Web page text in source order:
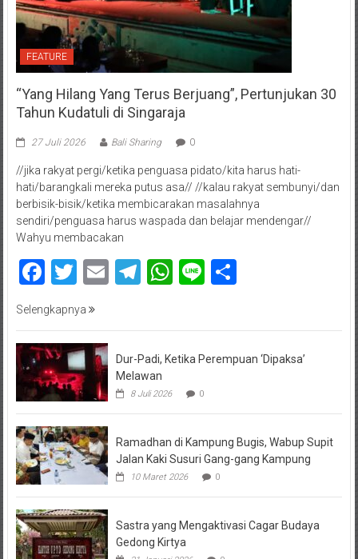
FEATURE
“Yang Hilang Yang Terus Berjuang”, Pertunjukan 30
Tahun Kudatuli di Singaraja
27 Juli 2026 Bali Sharing 0
//jika rakyat pergi/ketika penguasa pidato/kita harus hati-
hati/barangkali mereka putus asa// //kalau rakyat sembunyi/dan
berbisik-bisik/ketika membicarakan masalahnya
sendiri/penguasa harus waspada dan belajar mendengar//
Wahyu membacakan
Facebook
Twitter
EmailTelegram
WhatsApp
LineShare
Selengkapnya
Dur-Padi, Ketika Perempuan ‘Dipaksa’
Melawan
8 Juli 2026 0
Ramadhan di Kampung Bugis, Wabup Supit
Jalan Kaki Susuri Gang-gang Kampung
10 Maret 2026 0
Sastra yang Mengaktivasi Cagar Budaya
Gedong Kirtya